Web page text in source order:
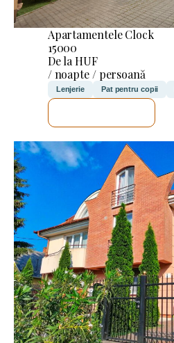
Apartamentele Clock
15000
De la HUF
/ noapte / persoană
Lenjerie Pat pentru copii